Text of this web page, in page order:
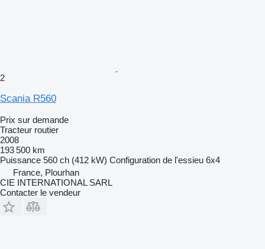
2
Scania R560
Prix sur demande
Tracteur routier
2008
193 500 km
Puissance 560 ch (412 kW) Configuration de l'essieu 6x4
France, Plourhan
CIE INTERNATIONAL SARL
Contacter le vendeur